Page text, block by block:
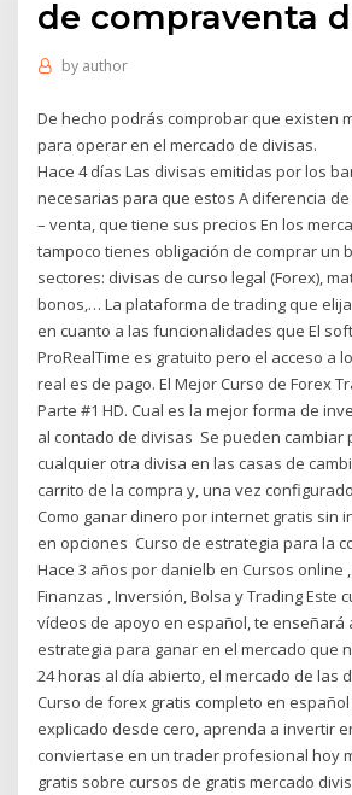
de compraventa
by author
De hecho podrás comprobar que existen
para operar en el mercado de divisas.
Hace 4 días Las divisas emitidas por los
necesarias para que estos A diferencia
– venta, que tiene sus precios En los
tampoco tienes obligación de comprar un
sectores: divisas de curso legal (Forex),
bonos,… La plataforma de trading que
en cuanto a las funcionalidades que El
ProRealTime es gratuito pero el acceso a
real es de pago. El Mejor Curso de Forex
Parte #1 HD. Cual es la mejor forma de
al contado de divisas Se pueden cambiar
cualquier otra divisa en las casas de
carrito de la compra y, una vez
Como ganar dinero por internet gratis sin
en opciones Curso de estrategia para la
Hace 3 años por danielb en Cursos online
Finanzas , Inversión, Bolsa y Trading Este
vídeos de apoyo en español, te enseñará
estrategia para ganar en el mercado que
24 horas al día abierto, el mercado de las
Curso de forex gratis completo en
explicado desde cero, aprenda a invertir
conviertase en un trader profesional hoy
gratis sobre cursos de gratis mercado